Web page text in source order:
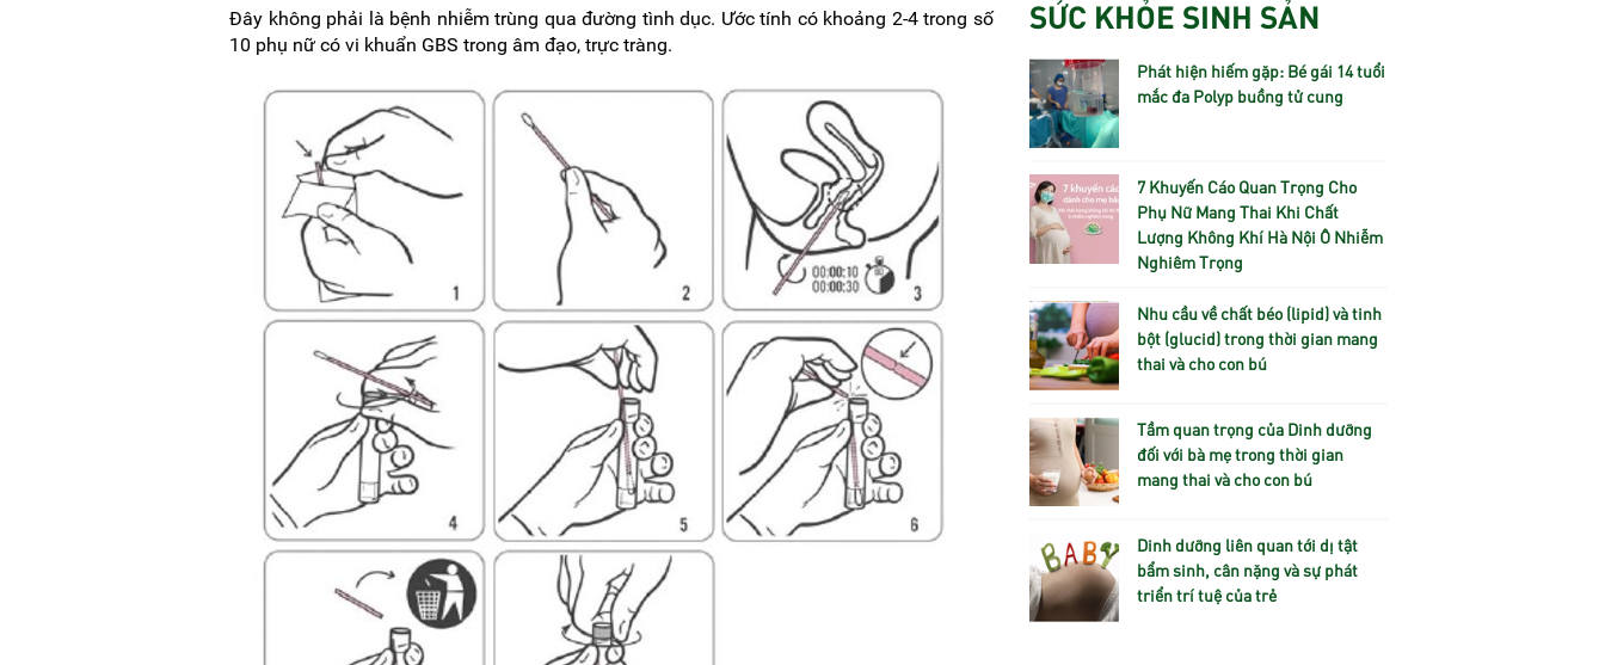
Đây không phải là bệnh nhiễm trùng qua đường tình dục. Ước tính có khoảng 2-4 trong số
10 phụ nữ có vi khuẩn GBS trong âm đạo, trực tràng.
SỨC KHỎE SINH SẢN
Phát hiện hiếm gặp: Bé gái 14 tuổi
mắc đa Polyp buồng tử cung
7 Khuyến Cáo Quan Trọng Cho
Phụ Nữ Mang Thai Khi Chất
Lượng Không Khí Hà Nội Ô Nhiễm
Nghiêm Trọng
Nhu cầu về chất béo (lipid) và tinh
bột (glucid) trong thời gian mang
thai và cho con bú
Tầm quan trọng của Dinh dưỡng
đối với bà mẹ trong thời gian
mang thai và cho con bú
Dinh dưỡng liên quan tới dị tật
bẩm sinh, cân nặng và sự phát
triển trí tuệ của trẻ